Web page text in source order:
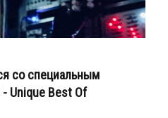
со специальным
Unique Best Of